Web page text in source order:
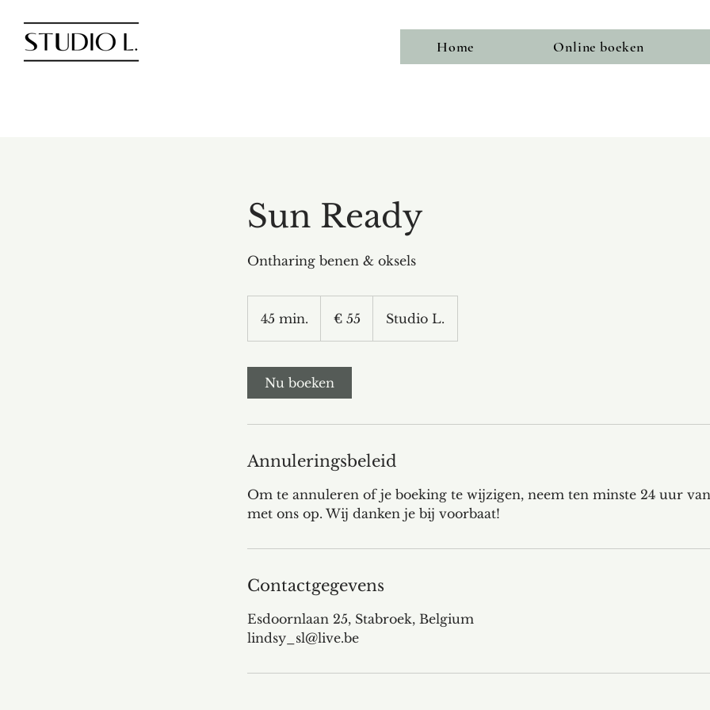
Home Online boeken
Sun Ready
Ontharing benen & oksels
45 min.
5
i
n
€ 55 Studio L.
Nu boeken
Annuleringsbeleid
Om te annuleren of je boeking te wijzigen, neem ten minste 24 uur
met ons op. Wij danken je bij voorbaat!
Contactgegevens
Esdoornlaan 25, Stabroek, Belgium
lindsy_sl@live.be